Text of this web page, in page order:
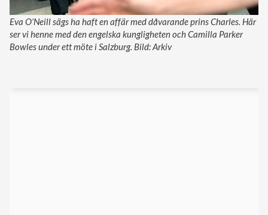
Eva O’Neill sägs ha haft en affär med dåvarande prins Charles. Här
ser vi henne med den engelska kungligheten och Camilla Parker
Bowles under ett möte i Salzburg. Bild: Arkiv